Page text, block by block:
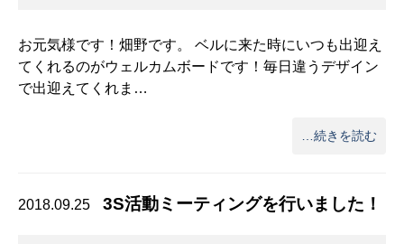
お元気様です！畑野です。 ベルに来た時にいつも出迎え
てくれるのがウェルカムボードです！毎日違うデザイン
で出迎えてくれま…
…続きを読む
2018.09.25 3S活動ミーティングを行いました！